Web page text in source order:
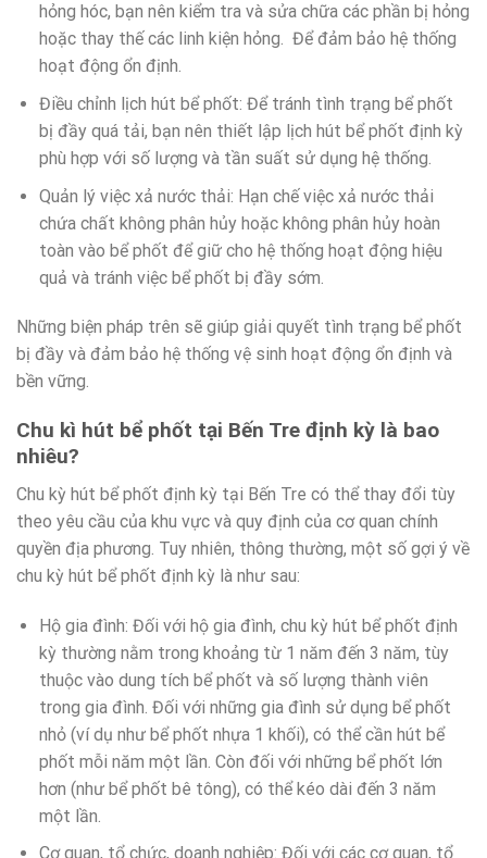
hỏng hóc, bạn nên kiểm tra và sửa chữa các phần bị hỏng
hoặc thay thế các linh kiện hỏng. Để đảm bảo hệ thống
hoạt động ổn định.
Điều chỉnh lịch hút bể phốt: Để tránh tình trạng bể phốt
bị đầy quá tải, bạn nên thiết lập lịch hút bể phốt định kỳ
phù hợp với số lượng và tần suất sử dụng hệ thống.
Quản lý việc xả nước thải: Hạn chế việc xả nước thải
chứa chất không phân hủy hoặc không phân hủy hoàn
toàn vào bể phốt để giữ cho hệ thống hoạt động hiệu
quả và tránh việc bể phốt bị đầy sớm.
Những biện pháp trên sẽ giúp giải quyết tình trạng bể phốt
bị đầy và đảm bảo hệ thống vệ sinh hoạt động ổn định và
bền vững.
Chu kì hút bể phốt tại Bến Tre định kỳ là bao
nhiêu?
Chu kỳ hút bể phốt định kỳ tại Bến Tre có thể thay đổi tùy
theo yêu cầu của khu vực và quy định của cơ quan chính
quyền địa phương. Tuy nhiên, thông thường, một số gợi ý về
chu kỳ hút bể phốt định kỳ là như sau:
Hộ gia đình: Đối với hộ gia đình, chu kỳ hút bể phốt định
kỳ thường nằm trong khoảng từ 1 năm đến 3 năm, tùy
thuộc vào dung tích bể phốt và số lượng thành viên
trong gia đình. Đối với những gia đình sử dụng bể phốt
nhỏ (ví dụ như bể phốt nhựa 1 khối), có thể cần hút bể
phốt mỗi năm một lần. Còn đối với những bể phốt lớn
hơn (như bể phốt bê tông), có thể kéo dài đến 3 năm
một lần.
Cơ quan, tổ chức, doanh nghiệp: Đối với các cơ quan, tổ